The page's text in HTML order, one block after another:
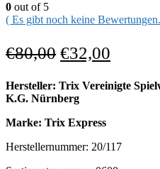
0 out of 5
( Es gibt noch keine
€80,00 €32,00
Hersteller: Trix Vereinigte
K.G. Nürnberg
Marke: Trix Express
Herstellernummer: 20/117